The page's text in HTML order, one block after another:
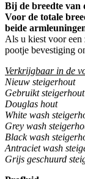
Bij de breedte van
Voor de totale
beide
Als u kiest voor
pootje bevestiging
Verkrijgbaar in de
Nieuw steigerhout
Gebruikt steigerhout
Douglas hout
White wash
Grey wash
Black wash
Antraciet wash
Grijs geschuurd